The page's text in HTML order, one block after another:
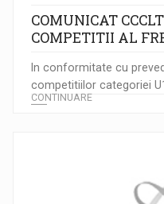
COMUNICAT
COMPETITII AL
In conformitate cu
competitiilor categoriei
CONTINUARE